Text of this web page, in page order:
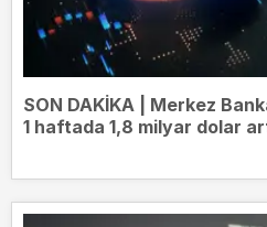
SON DAKİKA | Merkez
1 haftada 1,8 milyar dolar